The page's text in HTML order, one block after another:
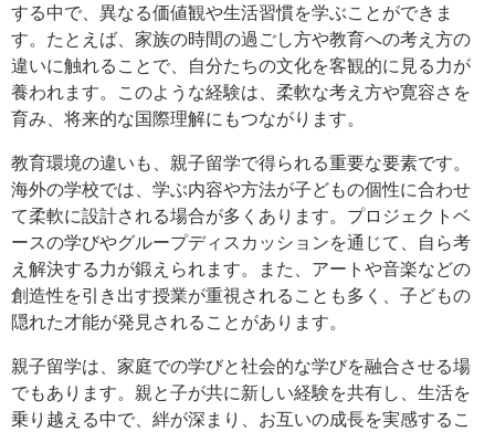
する中で、異なる価値観や生活習慣を学ぶことができま
す。たとえば、家族の時間の過ごし方や教育への考え方の
違いに触れることで、自分たちの文化を客観的に見る力が
養われます。このような経験は、柔軟な考え方や寛容さを
育み、将来的な国際理解にもつながります。
教育環境の違いも、親子留学で得られる重要な要素です。
海外の学校では、学ぶ内容や方法が子どもの個性に合わせ
て柔軟に設計される場合が多くあります。プロジェクトベ
ースの学びやグループディスカッションを通じて、自ら考
え解決する力が鍛えられます。また、アートや音楽などの
創造性を引き出す授業が重視されることも多く、子どもの
隠れた才能が発見されることがあります。
親子留学は、家庭での学びと社会的な学びを融合させる場
でもあります。親と子が共に新しい経験を共有し、生活を
乗り越える中で、絆が深まり、お互いの成長を実感するこ